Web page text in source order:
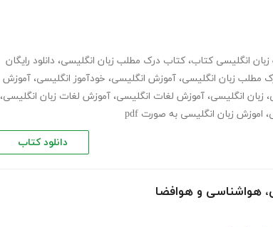
انگلیسی کتاب، کتاب درک مطلب زبان انگلیسی، دانلود رایگان
مطلب زبان انگلیسی، آموزش انگلیسی، خودآموز انگلیسی، آموزش
، زبان انگلیسی، آموزش لغات انگلیسی، آموزش لغات زبان انگلیسی،
، اموزش زبان انگلیسی به صورت pdf
دانلود کتاب